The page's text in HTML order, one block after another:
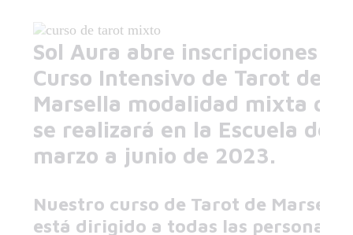
Sol Aura abre inscripciones a
Curso Intensivo de Tarot de
Marsella modalidad mixta que
se realizará en la Escuela de
marzo a junio de 2023.
Nuestro curso de Tarot de Marsella
está dirigido a todas las personas